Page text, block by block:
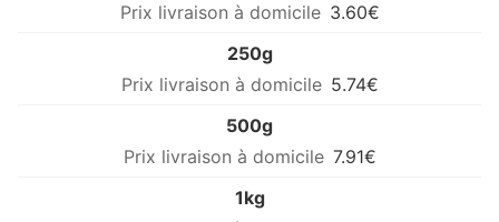
3.60€
250g
5.74€
500g
7.91€
1kg